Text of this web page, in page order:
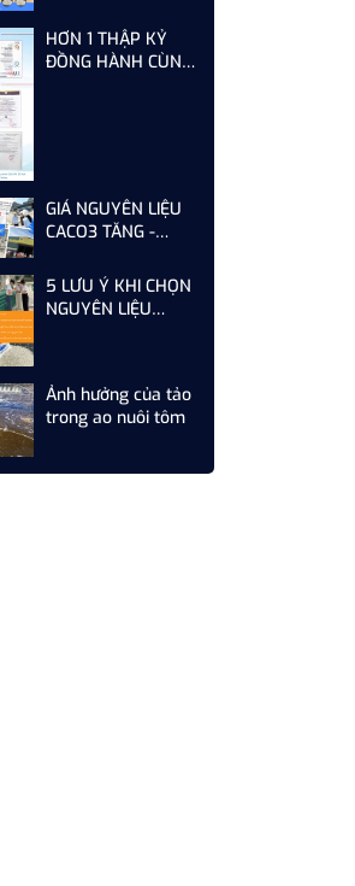
TỐI ƯU CHO GÀ,
VỊT ĐẺ NĂNG SUẤT
HƠN 1 THẬP KỶ
ĐỒNG HÀNH CÙNG
GIÁ NGUYÊN LIỆU
CACO3 TĂNG -
CẦN LÀM GÌ ĐỂ TỐI
ƯU CHI PHÍ
5 LƯU Ý KHI CHỌN
NGUYÊN LIỆU
XUẤT THỨC ĂN
CHĂN NUÔI
Ảnh hưởng của tảo
trong ao nuôi tôm